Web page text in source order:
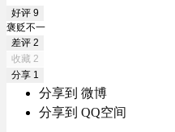
好评 9
褒贬不一
差评 2
收藏 2
分享 1
分享到 微博
分享到 QQ空间